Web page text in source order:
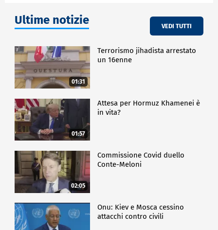
Ultime notizie VEDI TUTTI
01:31
Terrorismo jihadista arrestato
un 16enne
01:57
Attesa per Hormuz Khamenei è
in vita?
02:05
Commissione Covid duello
Conte-Meloni
Onu: Kiev e Mosca cessino
attacchi contro civili